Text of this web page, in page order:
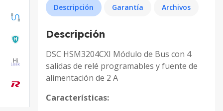
Descripción Garantía Archivos
Descripción
DSC HSM3204CXI Módulo de Bus con 4
salidas de relé programables y fuente de
alimentación de 2 A
Características: